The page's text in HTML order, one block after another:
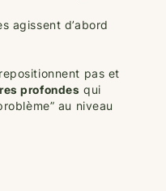
agissent d’abord
pas et
profondes qui
au niveau